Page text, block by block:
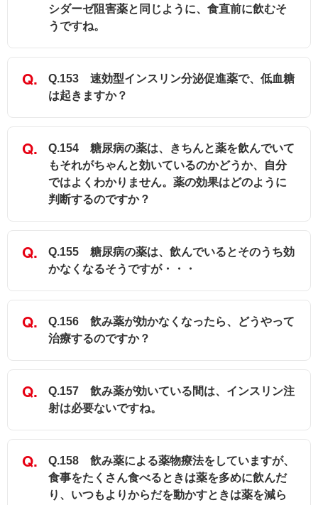
シダーゼ阻害薬と同じように、食直前に飲むそ
うですね。
Q.153 速効型インスリン分泌促進薬で、低血糖
は起きますか？
Q.154 糖尿病の薬は、きちんと薬を飲んでいて
もそれがちゃんと効いているのかどうか、自分
ではよくわかりません。薬の効果はどのように
判断するのですか？
Q.155 糖尿病の薬は、飲んでいるとそのうち効
かなくなるそうですが・・・
Q.156 飲み薬が効かなくなったら、どうやって
治療するのですか？
Q.157 飲み薬が効いている間は、インスリン注
射は必要ないですね。
Q.158 飲み薬による薬物療法をしていますが、
食事をたくさん食べるときは薬を多めに飲んだ
り、いつもよりからだを動かすときは薬を減ら